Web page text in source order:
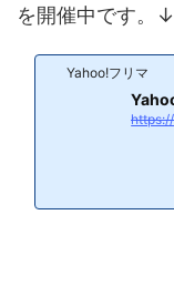
を開催中です。
Yahoo!フリマ